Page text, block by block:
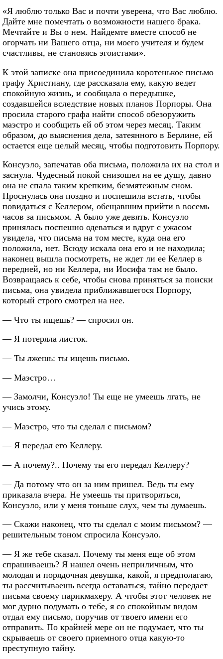
«Я люблю только Вас и почти уверена, что Вас люблю.
Дайте мне помечтать о возможности нашего брака.
Мечтайте и Вы о нем. Найдемте вместе способ не
огорчать ни Вашего отца, ни моего учителя и будем
счастливы, не становясь эгоистами».
К этой записке она присоединила коротенькое письмо
графу Христиану, где рассказала ему, какую ведет
спокойную жизнь, и сообщала о передышке,
создавшейся вследствие новых планов Порпоры. Она
просила старого графа найти способ обезоружить
маэстро и сообщить ей об этом через месяц. Таким
образом, до выяснения дела, затеянного в Берлине, ей
остается еще целый месяц, чтобы подготовить Порпору.
Консуэло, запечатав оба письма, положила их на стол и
заснула. Чудесный покой снизошел на ее душу, давно
она не спала таким крепким, безмятежным сном.
Проснулась она поздно и поспешила встать, чтобы
повидаться с Келлером, обещавшим прийти в восемь
часов за письмом. А было уже девять. Консуэло
принялась поспешно одеваться и вдруг с ужасом
увидела, что письма на том месте, куда она его
положила, нет. Всюду искала она его и не находила;
наконец вышла посмотреть, не ждет ли ее Келлер в
передней, но ни Келлера, ни Иосифа там не было.
Возвращаясь к себе, чтобы снова приняться за поиски
письма, она увидела приближавшегося Порпору,
который строго смотрел на нее.
— Что ты ищешь? — спросил он.
— Я потеряла листок.
— Ты лжешь: ты ищешь письмо.
— Маэстро…
— Замолчи, Консуэло! Ты еще не умеешь лгать, не
учись этому.
— Маэстро, что ты сделал с письмом?
— Я передал его Келлеру.
— А почему?.. Почему ты его передал Келлеру?
— Да потому что он за ним пришел. Ведь ты ему
приказала вчера. Не умеешь ты притворяться,
Консуэло, или у меня тоньше слух, чем ты думаешь.
— Скажи наконец, что ты сделал с моим письмом? —
решительным тоном спросила Консуэло.
— Я же тебе сказал. Почему ты меня еще об этом
спрашиваешь? Я нашел очень неприличным, что
молодая и порядочная девушка, какой, я предполагаю,
ты рассчитываешь всегда оставаться, тайно передает
письма своему парикмахеру. А чтобы этот человек не
мог дурно подумать о тебе, я со спокойным видом
отдал ему письмо, поручив от твоего имени его
отправить. По крайней мере он не подумает, что ты
скрываешь от своего приемного отца какую-то
преступную тайну.